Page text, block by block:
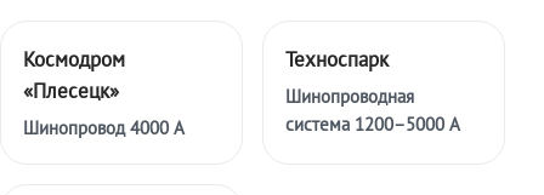
Космодром
«Плесецк»
Шинопровод 4000 А
Техноспарк
Шинопроводная
система 1200–5000 А